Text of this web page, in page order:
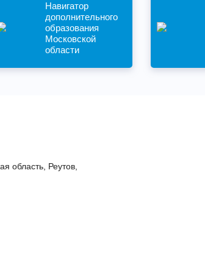
Навигатор
дополнительного
образования
Московской
области
область, Реутов,